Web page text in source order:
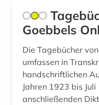
Goebbels
Die Tagebücher
umfassen in
handschriftlichen
Jahren 1923 bis
anschließenden